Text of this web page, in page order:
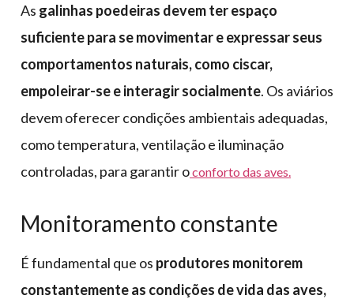
As galinhas poedeiras devem ter espaço
suficiente para se movimentar e expressar seus
comportamentos naturais, como ciscar,
empoleirar-se e interagir socialmente. Os aviários
devem oferecer condições ambientais adequadas,
como temperatura, ventilação e iluminação
controladas, para garantir oconforto das aves.
Monitoramento constante
É fundamental que os produtores monitorem
constantemente as condições de vida das aves,